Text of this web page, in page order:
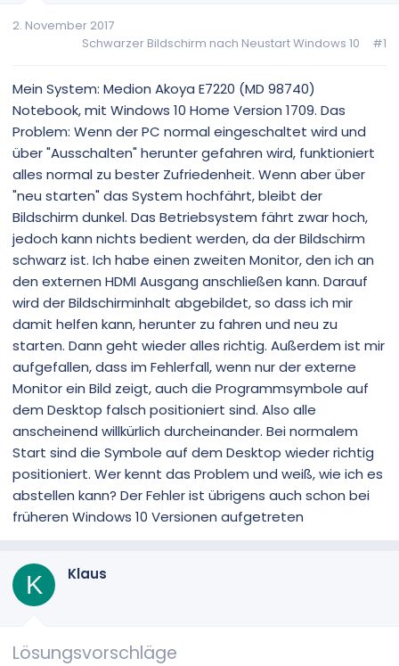
2. November 2017
Schwarzer Bildschirm nach Neustart Windows 10
#1
Mein System: Medion Akoya E7220 (MD 98740)
Notebook, mit Windows 10 Home Version 1709. Das
Problem: Wenn der PC normal eingeschaltet wird und
über "Ausschalten" herunter gefahren wird, funktioniert
alles normal zu bester Zufriedenheit. Wenn aber über
"neu starten" das System hochfährt, bleibt der
Bildschirm dunkel. Das Betriebsystem fährt zwar hoch,
jedoch kann nichts bedient werden, da der Bildschirm
schwarz ist. Ich habe einen zweiten Monitor, den ich an
den externen HDMI Ausgang anschließen kann. Darauf
wird der Bildschirminhalt abgebildet, so dass ich mir
damit helfen kann, herunter zu fahren und neu zu
starten. Dann geht wieder alles richtig. Außerdem ist mir
aufgefallen, dass im Fehlerfall, wenn nur der externe
Monitor ein Bild zeigt, auch die Programmsymbole auf
dem Desktop falsch positioniert sind. Also alle
anscheinend willkürlich durcheinander. Bei normalem
Start sind die Symbole auf dem Desktop wieder richtig
positioniert. Wer kennt das Problem und weiß, wie ich es
abstellen kann? Der Fehler ist übrigens auch schon bei
früheren Windows 10 Versionen aufgetreten
K Klaus
Lösungsvorschläge